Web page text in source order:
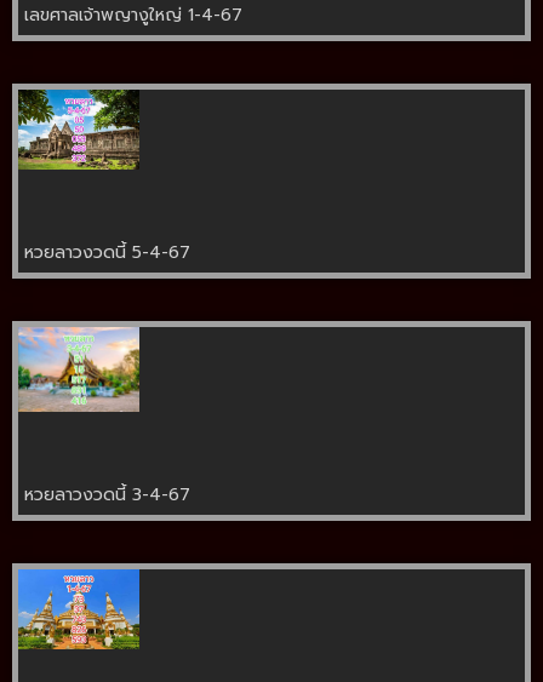
เลขศาลเจ้าพญางูใหญ่ 1-4-67
หวยลาวงวดนี้ 5-4-67
หวยลาวงวดนี้ 3-4-67